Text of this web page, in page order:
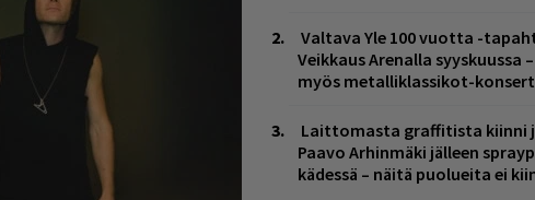
Valtava Yle 100 vuotta -
Veikkaus Arenalla syyskuussa
myös metalliklassikot-
Laittomasta graffitista kiinni
Paavo Arhinmäki jälleen
kädessä – näitä puolueita ei